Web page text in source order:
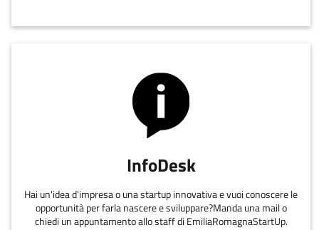
InfoDesk
Hai un'idea d'impresa o una startup innovativa e vuoi conoscere le
opportunità per farla nascere e sviluppare?Manda una mail o
chiedi un appuntamento allo staff di EmiliaRomagnaStartUp.